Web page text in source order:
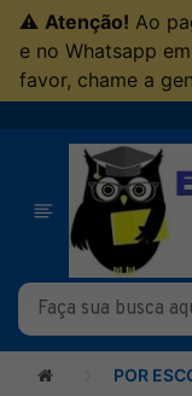
⚠ Atenção! Ao
e no Whatsapp em
favor, chame a
POR